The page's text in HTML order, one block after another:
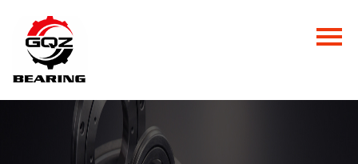
Главная
Продукция
Новости